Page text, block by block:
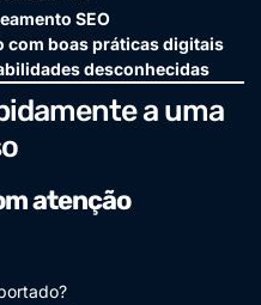
SEO
boas práticas digitais
desconhecidas
a uma
atenção